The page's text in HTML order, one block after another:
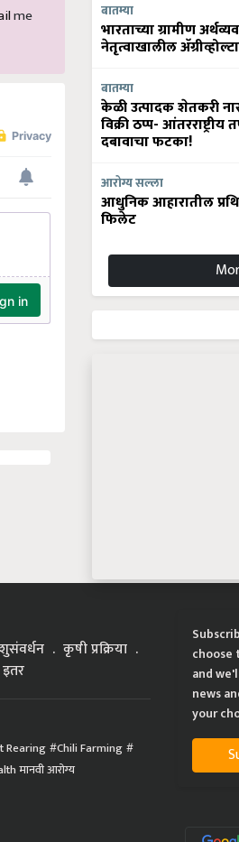
me
बातम्या
भारताच्या ग्रामीण
नेतृत्वाखालील
बातम्या
केळी उत्पादक शेतकरी
विक्री ठप्प- आंतरराष्ट्रीय
दबावाचा फटका!
आरोग्य सल्ला
आधुनिक आहारातील
फिलेट
कृषी प्रक्रिया
इतर
Rearing Chili Farming
मानवी आरोग्य
and
news
your